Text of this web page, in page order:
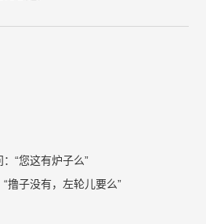
“您这有炉子么”
撸子没有，左轮儿要么”